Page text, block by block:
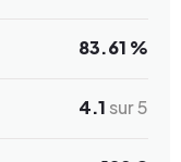
83.61 %
4.1 sur 5